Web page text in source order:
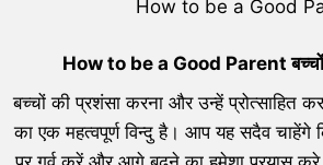
How to be a Good
How to be a Good Parent बच्चों
बच्चों की प्रशंसा करना और उन्हें प्रोत्साहित
का एक महत्वपूर्ण विन्दु है। आप यह सदैव चाहेंगे